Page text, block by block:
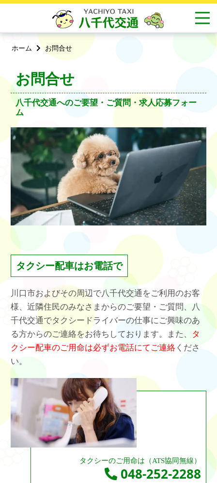
ホーム お問合せ
お問合せ
八千代交通へのご要望・ご質問・求人応募フォー
ム
タクシー配車はお電話で
川口市およびその周辺で八千代交通をご利用のお客
様、近隣住民のみなさまからのご要望・ご質問、八
千代交通でタクシードライバーの仕事にご興味のあ
る方からのご連絡をお待ちしております。また、 タ
クシー配車のご用命は必ずお電話にてご連絡 くださ
い。
タクシーのご用命は（ATS協同無線）
048-252-2288